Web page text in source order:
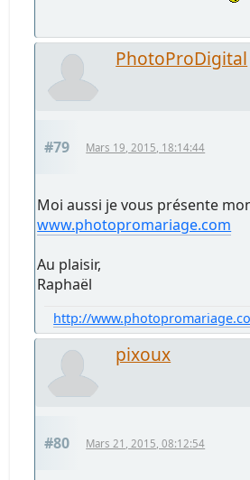
PhotoProDigital
#79 Mars 19, 2015, 18:14:44
Moi aussi je vous présente
www.photopromariage.com
Au plaisir,
Raphaël
http://
pixoux
#80 Mars 21, 2015, 08:12:54